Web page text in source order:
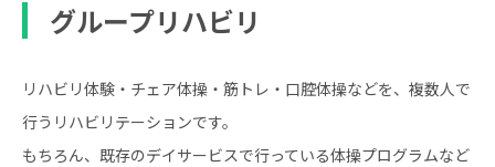
グループリハビリ
リハビリ体験・チェア体操・筋トレ・口腔体操などを、複数人で
行うリハビリテーションです。
もちろん、既存のデイサービスで行っている体操プログラムなど